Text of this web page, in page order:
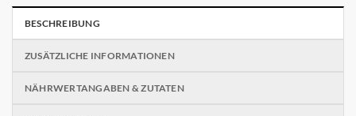
BESCHREIBUNG
ZUSÄTZLICHE INFORMATIONEN
NÄHRWERTANGABEN & ZUTATEN